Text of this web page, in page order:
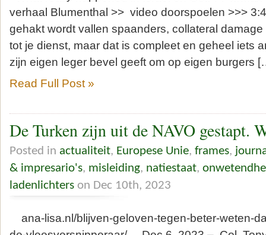
verhaal Blumenthal >> video doorspoelen >>>
gehakt wordt vallen spaanders, collateral
tot je dienst, maar dat is compleet en geheel iets
zijn eigen leger bevel geeft om op eigen burgers
Read Full Post »
De Turken zijn uit de NAVO gestapt.
Posted in actualiteit, Europese Unie, frames,
& impresario's, misleiding, natiestaat,
ladenlichters on Dec 10th, 2023
ana-lisa.nl/blijven-geloven-tegen-beter-weten-